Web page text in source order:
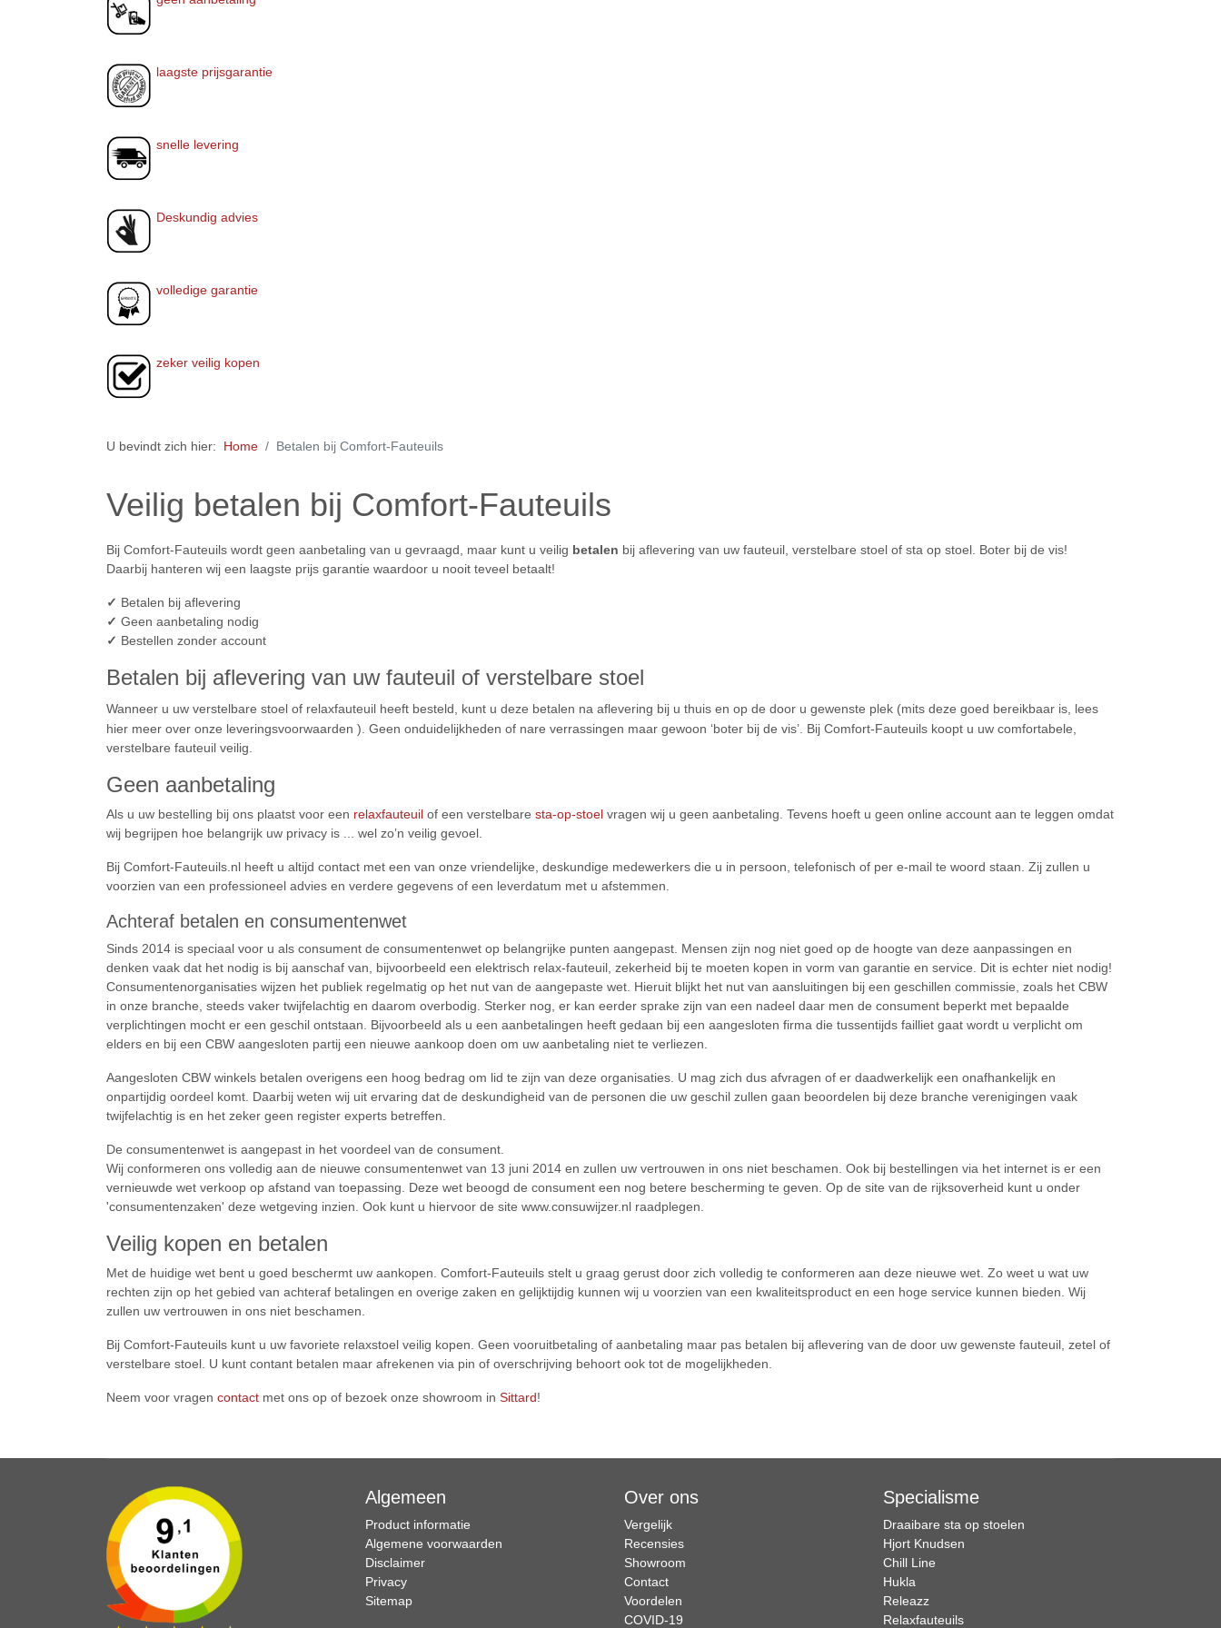
laagste prijsgarantie
snelle levering
Deskundig advies
volledige garantie
zeker veilig kopen
U bevindt zich hier: Home Betalen bij Comfort-Fauteuils
Veilig betalen bij Comfort-Fauteuils
Bij Comfort-Fauteuils wordt geen aanbetaling van u gevraagd, maar kunt u veilig betalen bij aflevering van uw fauteuil, verstelbare stoel of sta op stoel. Boter bij de vis!
Daarbij hanteren wij een laagste prijs garantie waardoor u nooit teveel betaalt!
✓ Betalen bij aflevering
✓ Geen aanbetaling nodig
✓ Bestellen zonder account
Betalen bij aflevering van uw fauteuil of verstelbare stoel
Wanneer u uw verstelbare stoel of relaxfauteuil heeft besteld, kunt u deze betalen na aflevering bij u thuis en op de door u gewenste plek (mits deze goed bereikbaar is, lees
hier meer over onze leveringsvoorwaarden ). Geen onduidelijkheden of nare verrassingen maar gewoon ‘boter bij de vis’. Bij Comfort-Fauteuils koopt u uw comfortabele,
verstelbare fauteuil veilig.
Geen aanbetaling
Als u uw bestelling bij ons plaatst voor een relaxfauteuil of een verstelbare sta-op-stoel vragen wij u geen aanbetaling. Tevens hoeft u geen online account aan te leggen omdat
wij begrijpen hoe belangrijk uw privacy is ... wel zo’n veilig gevoel.
Bij Comfort-Fauteuils.nl heeft u altijd contact met een van onze vriendelijke, deskundige medewerkers die u in persoon, telefonisch of per e-mail te woord staan. Zij zullen u
voorzien van een professioneel advies en verdere gegevens of een leverdatum met u afstemmen.
Achteraf betalen en consumentenwet
Sinds 2014 is speciaal voor u als consument de consumentenwet op belangrijke punten aangepast. Mensen zijn nog niet goed op de hoogte van deze aanpassingen en
denken vaak dat het nodig is bij aanschaf van, bijvoorbeeld een elektrisch relax-fauteuil, zekerheid bij te moeten kopen in vorm van garantie en service. Dit is echter niet nodig!
Consumentenorganisaties wijzen het publiek regelmatig op het nut van de aangepaste wet. Hieruit blijkt het nut van aansluitingen bij een geschillen commissie, zoals het CBW
in onze branche, steeds vaker twijfelachtig en daarom overbodig. Sterker nog, er kan eerder sprake zijn van een nadeel daar men de consument beperkt met bepaalde
verplichtingen mocht er een geschil ontstaan. Bijvoorbeeld als u een aanbetalingen heeft gedaan bij een aangesloten firma die tussentijds failliet gaat wordt u verplicht om
elders en bij een CBW aangesloten partij een nieuwe aankoop doen om uw aanbetaling niet te verliezen.
Aangesloten CBW winkels betalen overigens een hoog bedrag om lid te zijn van deze organisaties. U mag zich dus afvragen of er daadwerkelijk een onafhankelijk en
onpartijdig oordeel komt. Daarbij weten wij uit ervaring dat de deskundigheid van de personen die uw geschil zullen gaan beoordelen bij deze branche verenigingen vaak
twijfelachtig is en het zeker geen register experts betreffen.
De consumentenwet is aangepast in het voordeel van de consument.
Wij conformeren ons volledig aan de nieuwe consumentenwet van 13 juni 2014 en zullen uw vertrouwen in ons niet beschamen. Ook bij bestellingen via het internet is er een
vernieuwde wet verkoop op afstand van toepassing. Deze wet beoogd de consument een nog betere bescherming te geven. Op de site van de rijksoverheid kunt u onder
'consumentenzaken' deze wetgeving inzien. Ook kunt u hiervoor de site www.consuwijzer.nl raadplegen.
Veilig kopen en betalen
Met de huidige wet bent u goed beschermt uw aankopen. Comfort-Fauteuils stelt u graag gerust door zich volledig te conformeren aan deze nieuwe wet. Zo weet u wat uw
rechten zijn op het gebied van achteraf betalingen en overige zaken en gelijktijdig kunnen wij u voorzien van een kwaliteitsproduct en een hoge service kunnen bieden. Wij
zullen uw vertrouwen in ons niet beschamen.
Bij Comfort-Fauteuils kunt u uw favoriete relaxstoel veilig kopen. Geen vooruitbetaling of aanbetaling maar pas betalen bij aflevering van de door uw gewenste fauteuil, zetel of
verstelbare stoel. U kunt contant betalen maar afrekenen via pin of overschrijving behoort ook tot de mogelijkheden.
Neem voor vragen contact met ons op of bezoek onze showroom in Sittard!
Algemeen
Product informatie
Algemene voorwaarden
Disclaimer
Privacy
Sitemap
Over ons
Vergelijk
Recensies
Showroom
Contact
Voordelen
COVID-19
Specialisme
Draaibare sta op stoelen
Hjort Knudsen
Chill Line
Hukla
Releazz
Relaxfauteuils